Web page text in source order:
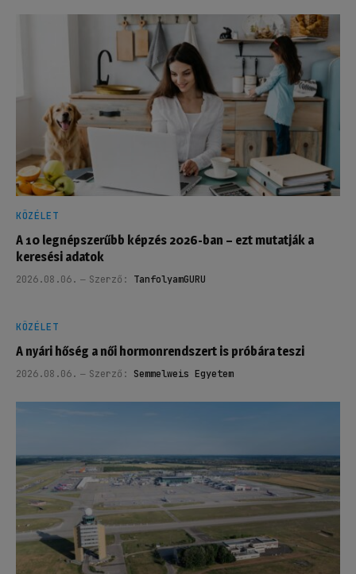
KÖZÉLET
A 10 legnépszerűbb képzés 2026-ban – ezt mutatják a
keresési adatok
2026.08.06. Szerző: TanfolyamGURU
KÖZÉLET
A nyári hőség a női hormonrendszert is próbára teszi
2026.08.06. Szerző: Semmelweis Egyetem